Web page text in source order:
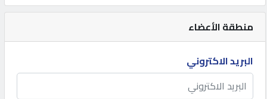
المنتدى
كيو
مزاد
منطقة الأعضاء
البريد الاكتروني